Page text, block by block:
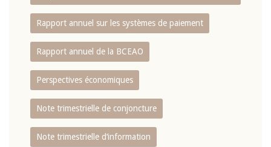
Rapport annuel sur les systèmes de paiement
Rapport annuel de la BCEAO
Perspectives économiques
Note trimestrielle de conjoncture
Note trimestrielle d‘information